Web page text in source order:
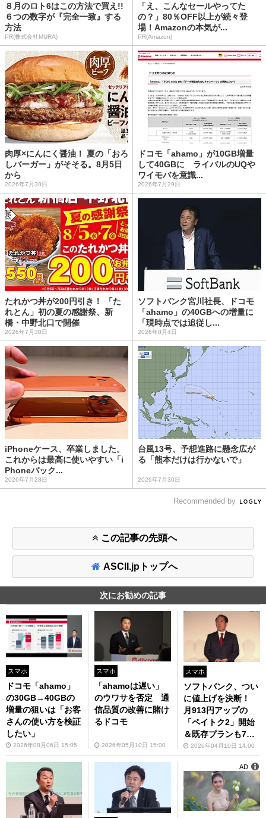
８月のロト6はこの方法で買え!!
６つの数字が『完全一致』する
方法
PR(株式会社MURA)
「え、こんなセールやってた
の？」80％OFF以上が続々登
場！Amazonの本気が...
PR(Amazon)
肉厚×にんにく醤油！ 夏の「おろ
しバーガー」がそそる。8月5日
から
2026年7月30日
ドコモ「ahamo」が10GB増量
して40GBに ライバルのUQや
ワイモバを意識...
2026年7月29日
たれかつ丼が200円引き！ 「た
れとん」初の夏の感謝祭、新
橋・中野北口で開催
2026年7月30日
ソフトバンク宮川社長、ドコモ
「ahamo」の40GBへの増量に
「現時点では追従し...
2026年8月4日
iPhoneケース、卒業しました。
これからは最高に使いやすい「i
Phoneバック...
2026年7月28日
台風13号、予想進路に懸念広が
る「熊本だけは行かないで」
2026年7月30日
Recommended by
この記事の先頭へ
ASCII.jpトップへ
次にお勧めの記事
スマホ
ドコモ「ahamo」
の30GB→40GBの
増量の狙いは「お客
さんの使い方を検証
したい」
2026年08月06日 15:05
スマホ
「ahamoは遅い」
のウワサを否定 通
信品質の改善に賭け
るドコモ
2026年05月10日 15:00
スマホ
ソフトバンク、つい
に値上げを決断！
月913円アップの
「ペイトク2」開始
＆既存プランも7月
から値上げ
2026年04月10日 14:00
AD